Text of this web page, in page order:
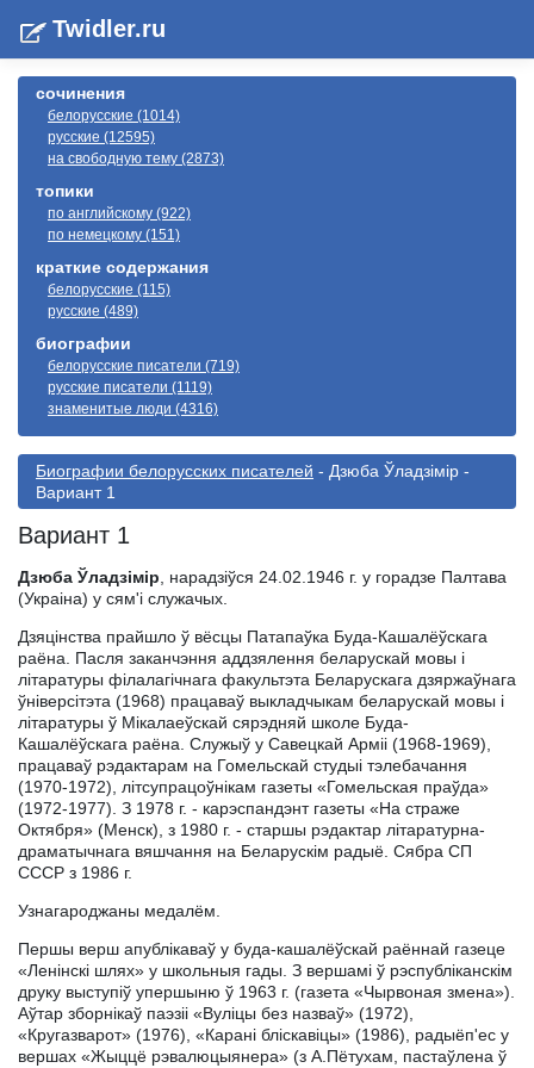
Twidler.ru
сочинения
белорусские (1014)
русские (12595)
на свободную тему (2873)
топики
по английскому (922)
по немецкому (151)
краткие содержания
белорусские (115)
русские (489)
биографии
белорусские писатели (719)
русские писатели (1119)
знаменитые люди (4316)
Биографии белорусскиx писателей - Дзюба Ўладзімір -
Вариант 1
Вариант 1
Дзюба Ўладзімір , нарадзіўся 24.02.1946 г. у горадзе Палтава
(Украіна) у сям'і служачых.
Дзяцінства прайшло ў вёсцы Патапаўка Буда-Кашалёўскага
раёна. Пасля заканчэння аддзялення беларускай мовы і
літаратуры філалагічнага факультэта Беларускага дзяржаўнага
ўніверсітэта (1968) працаваў выкладчыкам беларускай мовы і
літаратуры ў Мікалаеўскай сярэдняй школе Буда-
Кашалёўскага раёна. Служыў у Савецкай Арміі (1968-1969),
працаваў рэдактарам на Гомельскай студыі тэлебачання
(1970-1972), літсупрацоўнікам газеты «Гомельская праўда»
(1972-1977). З 1978 г. - карэспандэнт газеты «На страже
Октября» (Менск), з 1980 г. - старшы рэдактар літаратурна-
драматычнага вяшчання на Беларускім радыё. Сябра СП
СССР з 1986 г.
Узнагароджаны медалём.
Першы верш апублікаваў у буда-кашалёўскай раённай газеце
«Ленінскі шлях» у школьныя гады. З вершамі ў рэспубліканскім
друку выступіў упершыню ў 1963 г. (газета «Чырвоная змена»).
Аўтар зборнікаў паэзіі «Вуліцы без назваў» (1972),
«Кругазварот» (1976), «Карані бліскавіцы» (1986), радыёп'ес у
вершах «Жыццё рэвалюцыянера» (з А.Пётухам, пастаўлена ў